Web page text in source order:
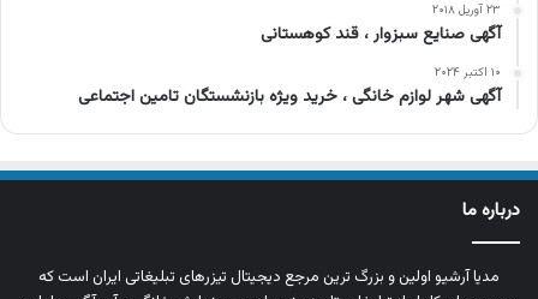
۲۳ آوریل ۲۰۱۸
آگهی صنایع سبزوار ، قند کوهستانی
۱۰ اکتبر ۲۰۲۴
آگهی شهر لوازم خانگی ، خرید ویژه بازنشستگان تامین اجتماعی
درباره ما
مدیا آرشیو اولین و بزرگ‌ ترین مرجع دیجیتال تیزرهای تبلیغاتی ایران است که